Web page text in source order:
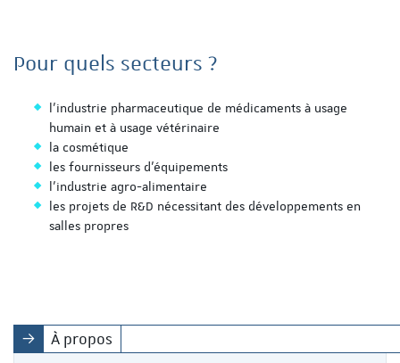
Pour quels secteurs ?
l’industrie pharmaceutique de médicaments à usage
humain et à usage vétérinaire
la cosmétique
les fournisseurs d'équipements
l’industrie agro-alimentaire
les projets de R&D nécessitant des développements en
salles propres
À propos